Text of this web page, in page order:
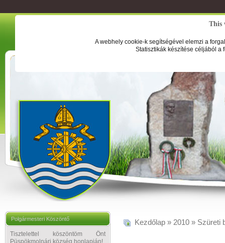
This
A webhely cookie-k segítségével elemzi a
Statisztikák készítése céljából a
Polgármesteri Köszöntő
Tisztelettel köszöntöm Önt
Püspökmolnári község honlapján!
Kezdőlap » 2010 » Szüreti